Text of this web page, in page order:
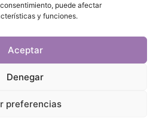
puede afectar
y funciones.
Aceptar
Denegar
preferencias